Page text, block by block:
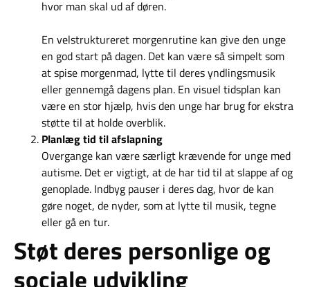
hvor man skal ud af døren.
En velstruktureret morgenrutine kan give den unge
en god start på dagen. Det kan være så simpelt som
at spise morgenmad, lytte til deres yndlingsmusik
eller gennemgå dagens plan. En visuel tidsplan kan
være en stor hjælp, hvis den unge har brug for ekstra
støtte til at holde overblik.
Planlæg tid til afslapning
Overgange kan være særligt krævende for unge med
autisme. Det er vigtigt, at de har tid til at slappe af og
genoplade. Indbyg pauser i deres dag, hvor de kan
gøre noget, de nyder, som at lytte til musik, tegne
eller gå en tur.
Støt deres personlige og
sociale udvikling